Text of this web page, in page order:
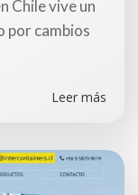
Chile vive un
por cambios
Leer más